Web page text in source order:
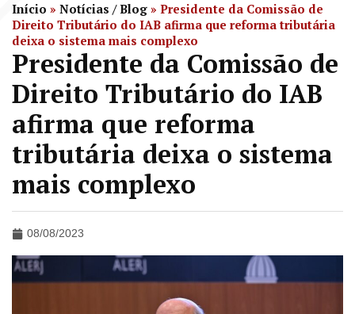
Início » Notícias / Blog » Presidente da Comissão de
Direito Tributário do IAB afirma que reforma tributária
deixa o sistema mais complexo
Presidente da Comissão de
Direito Tributário do IAB
afirma que reforma
tributária deixa o sistema
mais complexo
08/08/2023